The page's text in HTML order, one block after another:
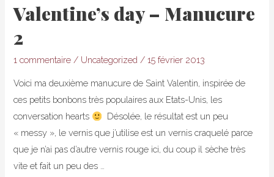
Valentine’s day – Manucure
2
1 commentaire / Uncategorized /15 février 2013
Voici ma deuxième manucure de Saint Valentin, inspirée de
ces petits bonbons très populaires aux Etats-Unis, les
conversation hearts
Désolée, le résultat est un peu
« messy », le vernis que j’utilise est un vernis craquelé parce
que je n’ai pas d’autre vernis rouge ici, du coup il sèche très
vite et fait un peu des …